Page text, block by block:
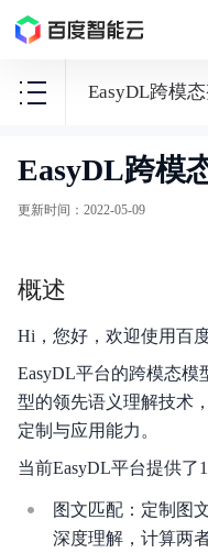
EasyDL跨模
EasyDL
零
AI
发
平
台
平台简介
EasyDL跨模
更新时间 ： 2022-05-09
概述
Hi，您好，欢迎使用百
EasyDL平台的跨模态模
型的领先语义理解技术
定制与应用能力。
当前EasyDL平台提供了
图文匹配：定制图
深度理解，计算两